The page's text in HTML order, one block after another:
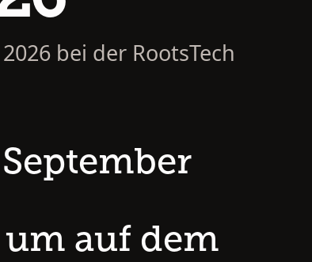
bei der RootsTech
auf dem